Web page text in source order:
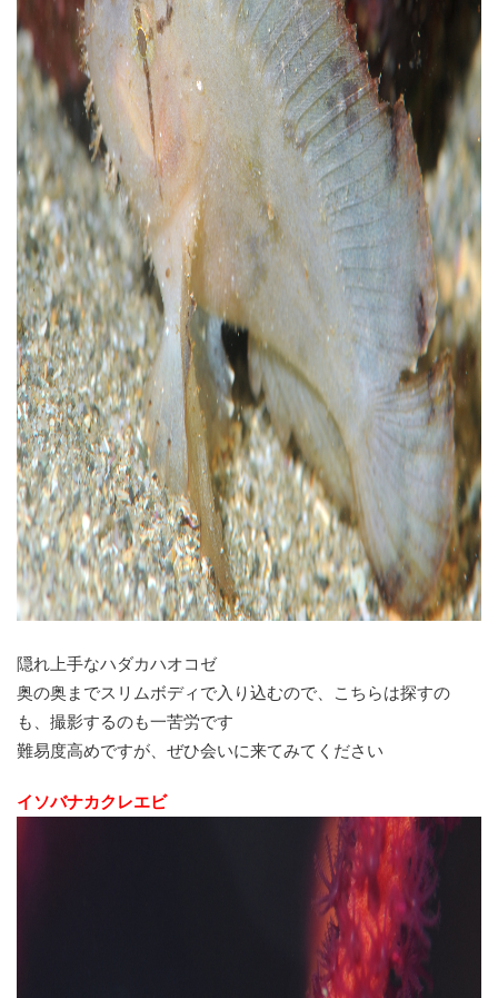
隠れ上手なハダカハオコゼ
奥の奥までスリムボディで入り込むので、こちらは探すの
も、撮影するのも一苦労です
難易度高めですが、ぜひ会いに来てみてください
イソバナカクレエビ